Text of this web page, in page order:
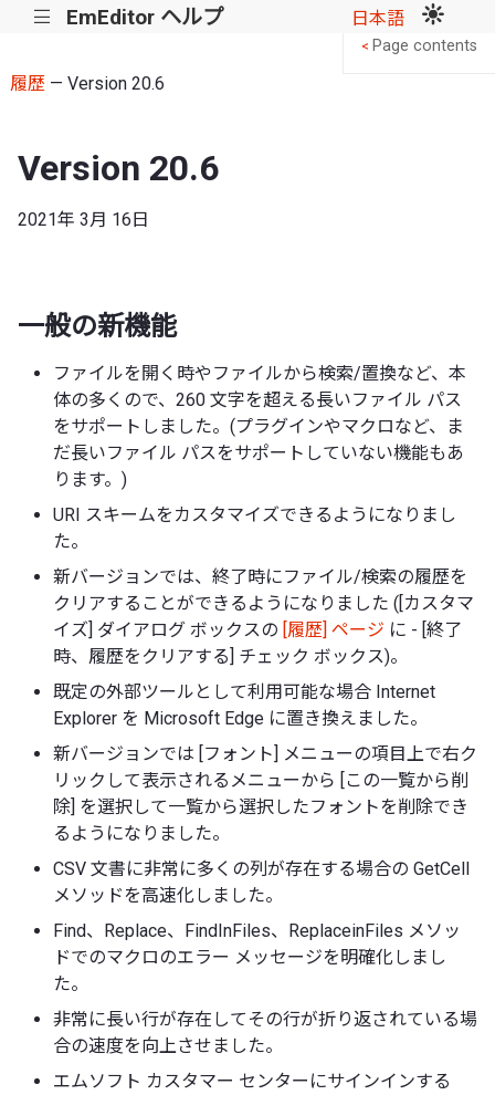
||| EmEditor ヘルプ 日本語
履歴 — Version 20.6
Version 20.6
2021年 3月 16日
一般の新機能
ファイルを開く時やファイルから検索/置換など、本
体の多くので、260 文字を超える長いファイル パス
をサポートしました。(プラグインやマクロなど、ま
だ長いファイル パスをサポートしていない機能もあ
ります。)
URI スキームをカスタマイズできるようになりまし
た。
新バージョンでは、終了時にファイル/検索の履歴を
クリアすることができるようになりました ([カスタマ
イズ] ダイアログ ボックスの [履歴] ページ に - [終了
時、履歴をクリアする] チェック ボックス)。
既定の外部ツールとして利用可能な場合 Internet
Explorer を Microsoft Edge に置き換えました。
新バージョンでは [フォント] メニューの項目上で右ク
リックして表示されるメニューから [この一覧から削
除] を選択して一覧から選択したフォントを削除でき
るようになりました。
CSV 文書に非常に多くの列が存在する場合の GetCell
メソッドを高速化しました。
Find、Replace、FindInFiles、ReplaceinFiles メソッ
ドでのマクロのエラー メッセージを明確化しまし
た。
非常に長い行が存在してその行が折り返されている場
合の速度を向上させました。
エムソフト カスタマー センターにサインインする
< Page contents